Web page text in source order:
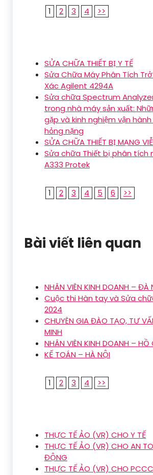
1 2 3 4 >>
SỬA CHỮA THIẾT BỊ Y TẾ
Sửa Chữa Máy Phân Tích
Xác Agilent 4294A
Sửa chữa Spectrum
trong nhà máy sản xuất:
gặp và kinh nghiệm vận
hỏng nặng
SỬA CHỮA THIẾT BỊ MẠNG
Sửa chữa Thiết bị phân tích
A333 Protek
1 2 3 4 5 6 >>
Bài viết liên quan
NHÂN VIÊN KINH DOANH – ĐÀ
Cuộc thi Hàn tay và Sửa
2024
CHUYÊN GIA ĐÀO TẠO, TƯ
MINH
NHÂN VIÊN KINH DOANH – HỒ
KẾ TOÁN – HÀ NỘI
1 2 3 4 >>
THỰC TẾ ẢO (VR) CHO Y TẾ
THỰC TẾ ẢO (VR) CHO AN
ĐỘNG
THỰC TẾ ẢO (VR) CHO PCCC